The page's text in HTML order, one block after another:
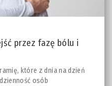
przez fazę bólu i
które z dnia na dzień
osób